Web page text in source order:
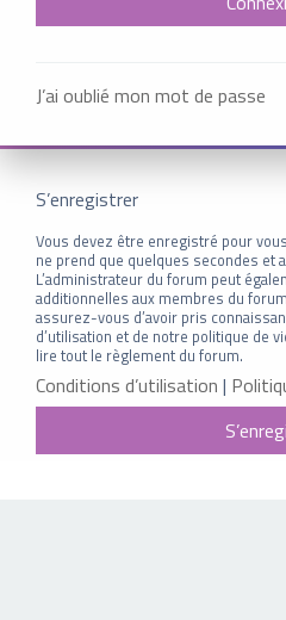
J’ai oublié mon mot de passe
S’enregistrer
Vous devez être enregistré pour
ne prend que quelques secondes et
L’administrateur du forum peut
additionnelles aux membres du
assurez-vous d’avoir pris
d’utilisation et de notre politique de
lire tout le règlement du forum.
Conditions d’utilisation |